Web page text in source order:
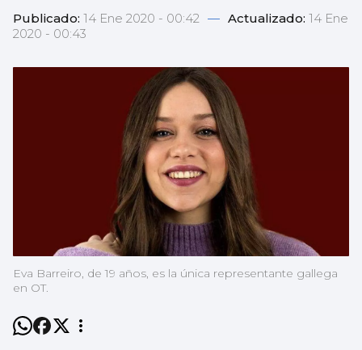
Publicado: 14 Ene 2020 - 00:42 — Actualizado: 14 Ene
2020 - 00:43
Eva Barreiro, de 19 años, es la única representante gallega
en OT.